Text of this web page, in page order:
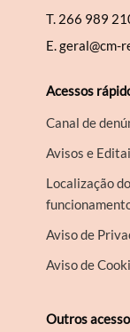
T. 266 989
E.geral@cm-
Acessos
Canal de
Avisos e
Localização
Aviso de
Aviso de
Outros